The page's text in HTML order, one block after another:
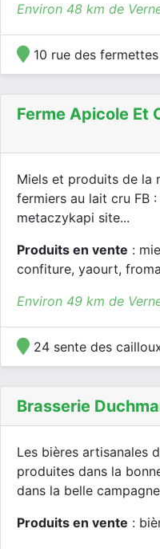
Environ 48 km de
10 rue des
Ferme Apicole Et
Miels et produits de la
fermiers au lait cru FB
metaczykapi site...
Produits en vente :
confiture, yaourt,
Environ 49 km de
24 sente des
Brasserie
Les bières artisanales
produites dans la
dans la belle
Produits en vente :